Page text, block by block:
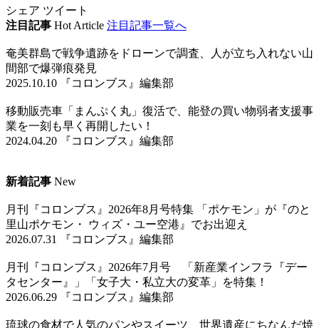
シェア ツイート
注目記事 Hot Article 注目記事一覧へ
奄美群島で戦争遺跡をドローンで調査、人が立ち入れない山
間部で爆弾痕発見
2025.10.10 『コロンブス』編集部
移動販売車「まんぷく丸」復活で、能登の買い物弱者支援事
業を一刻も早く再開したい！
2024.04.20 『コロンブス』編集部
新着記事 New
月刊『コロンブス』2026年8月号特集 「ポケモン」が『のと
里山ポケモン・ ウィズ・ユー空港』でお出迎え
2026.07.31 『コロンブス』編集部
月刊『コロンブス』2026年7月号 「新産業インフラ『デー
タセンター』」「女子大・私立大の変革」を特集！
2026.06.29 『コロンブス』編集部
琉球の食材で人気のパンやスイーツ、世界遺産にちなんだ焼